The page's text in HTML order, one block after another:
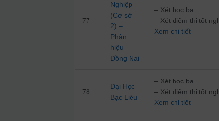
77
Nghiệp
(Cơ sở
2) –
Phân
hiệu
Đồng Nai
– Xét học bạ
– Xét điểm thi tốt
Xem chi tiết
78
Đại Học
Bạc Liêu
– Xét học bạ
– Xét điểm thi tốt
Xem chi tiết